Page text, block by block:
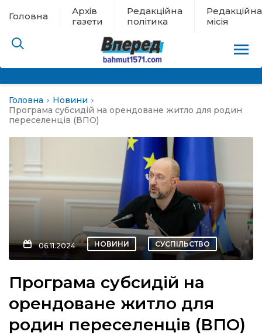
Головна
Архів
газети
Редакційна
політика
Редакційна
місія
евакуації
новини
Головна
Новини
Програма субсидій на орендоване житло для родин
переселенців (ВПО)
06.11.2024 НОВИНИ СУСПІЛЬСТВО
Програма субсидій на
орендоване житло для
родин переселенців (ВПО)